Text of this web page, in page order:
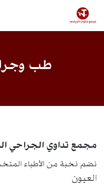
تخطي للذهاب إلى المحتوى
طب
مجمع تداوي الجراحي
نضم نخبة من الأطباء
العيون